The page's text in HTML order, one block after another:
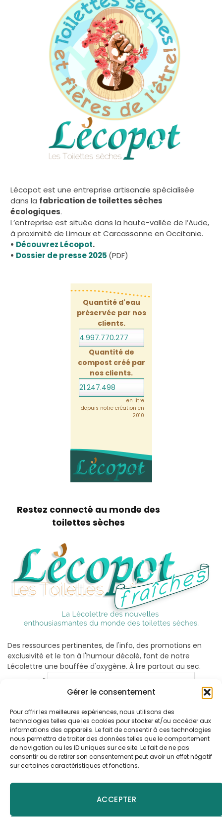
Gérer le consentement
Pour offrir les meilleures expériences, nous utilisons des
technologies telles que les cookies pour stocker et/ou accéder aux
informations des appareils. Le fait de consentir à ces technologies
nous permettra de traiter des données telles que le comportement
de navigation ou les ID uniques sur ce site. Le fait de ne pas
consentir ou de retirer son consentement peut avoir un effet négatif
sur certaines caractéristiques et fonctions.
ACCEPTER
Lécopot est une entreprise artisanale spécialisée
dans la fabrication de toilettes sèches
écologiques.
L’entreprise est située dans la haute-vallée de l’Aude,
à proximité de Limoux et Carcassonne en Occitanie.
• Découvrez Lécopot.
• Dossier de presse 2025 (PDF)
Quantité d'eau
préservée par nos
clients.
4.997.770.298
Quantité de
compost créé par
nos clients.
21.247.498
en litre
depuis notre création en
2010
Restez connecté au monde des
toilettes sèches
Des ressources pertinentes, de l'info, des promotions en
exclusivité et le ton à l'humour décalé, font de notre
Lécolettre une bouffée d'oxygène. À lire partout au sec.
Email